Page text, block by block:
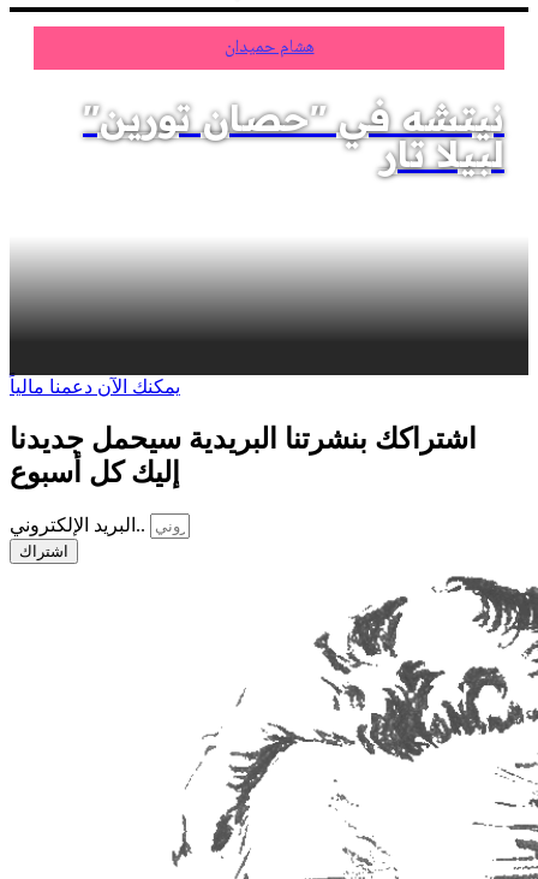
هشام حميدان
نيتشه في "حصان تورين"
لبيلا تار
يمكنك الآن دعمنا مالياً
اشتراكك بنشرتنا البريدية سيحمل جديدنا
إليك كل أسبوع
البريد الإلكتروني..
اشتراك